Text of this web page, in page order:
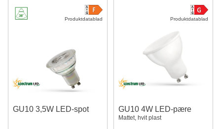
Produktdatablad
GU10 3,5W LED-spot
Produktdatablad
GU10 4W LED-pære
Mattet, hvit plast